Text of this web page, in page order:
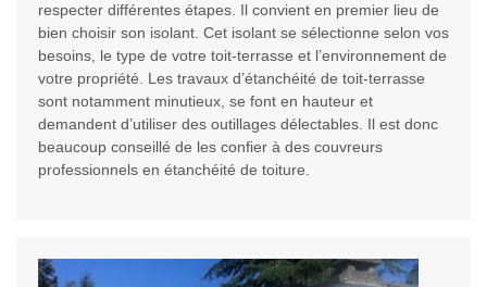
respecter différentes étapes. Il convient en premier lieu de
bien choisir son isolant. Cet isolant se sélectionne selon vos
besoins, le type de votre toit-terrasse et l’environnement de
votre propriété. Les travaux d’étanchéité de toit-terrasse
sont notamment minutieux, se font en hauteur et
demandent d’utiliser des outillages délectables. Il est donc
beaucoup conseillé de les confier à des couvreurs
professionnels en étanchéité de toiture.